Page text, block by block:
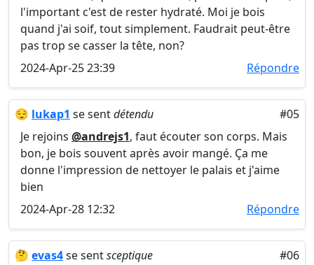
l'important c'est de rester hydraté. Moi je bois
quand j'ai soif, tout simplement. Faudrait peut-être
pas trop se casser la tête, non?
2024-Apr-25 23:39
Répondre
😌 lukap1 se sentdétendu
#05
Je rejoins @andrejs1, faut écouter son corps. Mais
bon, je bois souvent après avoir mangé. Ça me
donne l'impression de nettoyer le palais et j'aime
bien
2024-Apr-28 12:32
Répondre
🤔 evas4se sentsceptique
#06